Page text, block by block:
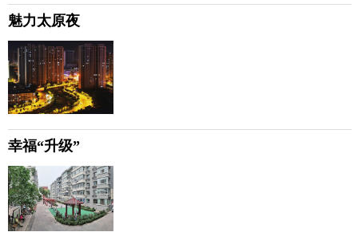
魅力太原夜
幸福“升级”